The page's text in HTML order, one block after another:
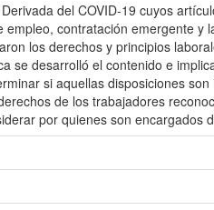
del COVID-19 cuyos
contratación emergente y
los derechos y principios
se desarrolló el contenido e
si aquellas disposiciones
de los trabajadores
por quienes son encargados